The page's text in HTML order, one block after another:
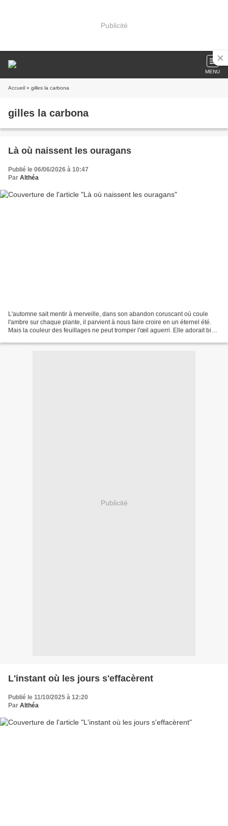
Publicité
MENU
Accueil » gilles la carbona
gilles la carbona
Là où naissent les ouragans
Publié le 06/06/2026 à 10:47
Par Althéa
L'automne sait mentir à merveille, dans son abandon coruscant où coule
l'ambre sur chaque plante, il parvient à nous faire croire en un éternel été.
Mais la couleur des feuillages ne peut tromper l'œil aguerri. Elle adorait bien
Publicité
L'instant où les jours s'effacèrent
Publié le 11/10/2025 à 12:20
Par Althéa